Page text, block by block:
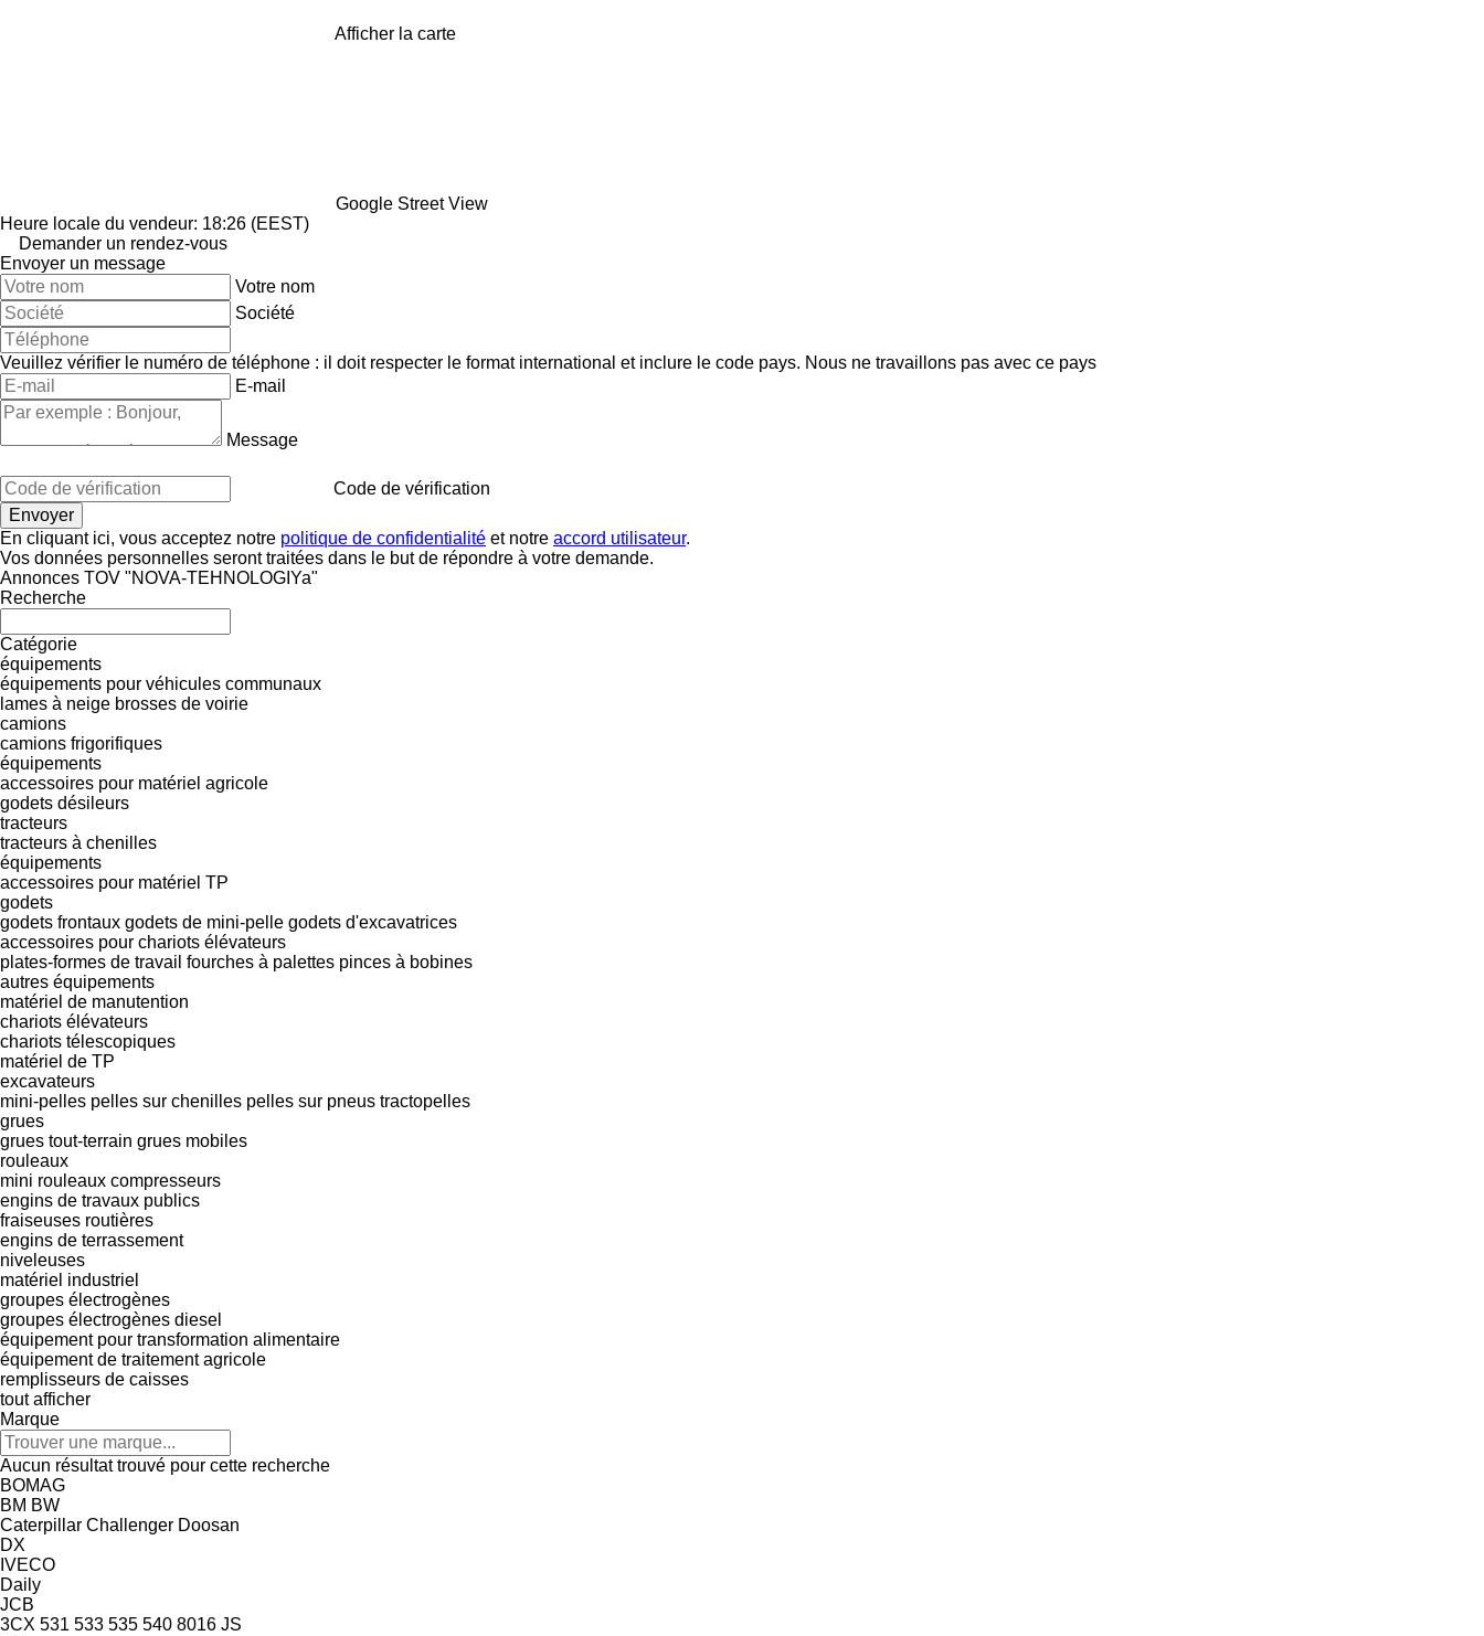
Afficher la carte
Google Street View
Heure locale du vendeur: 18:26 (EEST)
Demander un rendez-vous
Envoyer un message
Votre nom
Société
Veuillez vérifier le numéro de téléphone : il doit respecter le format international et inclure le code pays. Nous ne travaillons pas avec ce pays
E-mail
Message
Code de vérification
En cliquant ici, vous acceptez notre politique de confidentialité et notre accord utilisateur.
Vos données personnelles seront traitées dans le but de répondre à votre demande.
Annonces TOV "NOVA-TEHNOLOGIYa"
Recherche
Catégorie
équipements
équipements pour véhicules communaux
lames à neige brosses de voirie
camions
camions frigorifiques
équipements
accessoires pour matériel agricole
godets désileurs
tracteurs
tracteurs à chenilles
équipements
accessoires pour matériel TP
godets
godets frontaux godets de mini-pelle godets d'excavatrices
accessoires pour chariots élévateurs
plates-formes de travail fourches à palettes pinces à bobines
autres équipements
matériel de manutention
chariots élévateurs
chariots télescopiques
matériel de TP
excavateurs
mini-pelles pelles sur chenilles pelles sur pneus tractopelles
grues
grues tout-terrain grues mobiles
rouleaux
mini rouleaux compresseurs
engins de travaux publics
fraiseuses routières
engins de terrassement
niveleuses
matériel industriel
groupes électrogènes
groupes électrogènes diesel
équipement pour transformation alimentaire
équipement de traitement agricole
remplisseurs de caisses
tout afficher
Marque
Aucun résultat trouvé pour cette recherche
BOMAG
BM BW
Caterpillar Challenger Doosan
DX
IVECO
Daily
JCB
3CX 531 533 535 540 8016 JS